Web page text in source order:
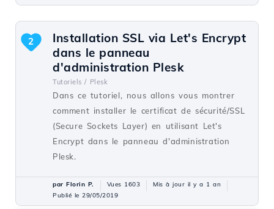
Installation SSL via Let's Encrypt
dans le panneau
d'administration Plesk
Tutoriels / Plesk
Dans ce tutoriel, nous allons vous montrer
comment installer le certificat de sécurité/SSL
(Secure Sockets Layer) en utilisant Let's
Encrypt dans le panneau d'administration
Plesk.
2
par Florin P. Vues 1603
Mis à jour il y a 1 an
Publié le 29/05/2019